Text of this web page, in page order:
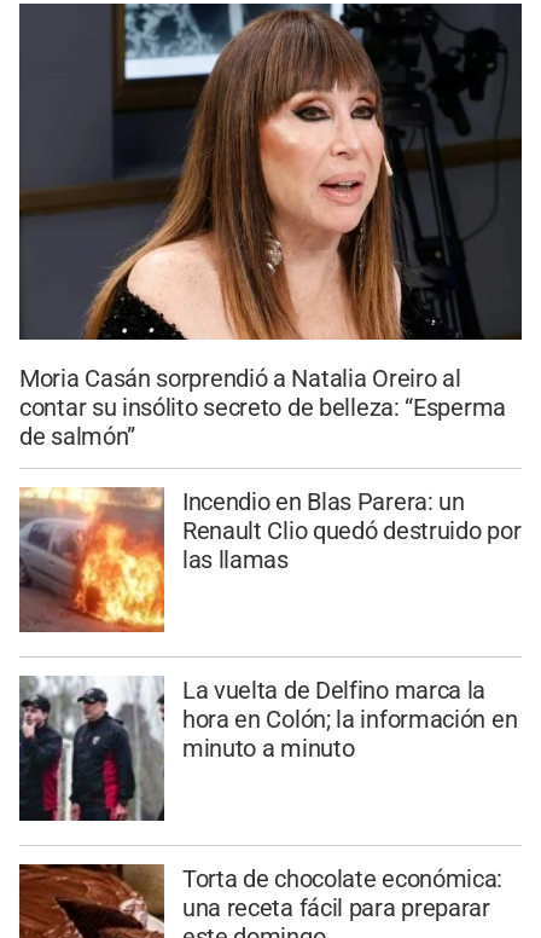
Moria Casán sorprendió a Natalia Oreiro al
contar su insólito secreto de belleza: “Esperma
de salmón”
Incendio en Blas Parera: un
Renault Clio quedó destruido por
las llamas
La vuelta de Delfino marca la
hora en Colón; la información en
minuto a minuto
Torta de chocolate económica:
una receta fácil para preparar